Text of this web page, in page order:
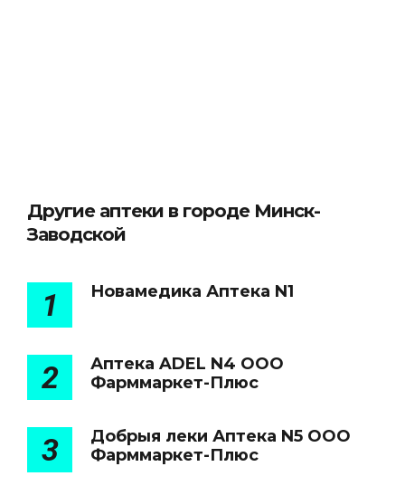
Другие аптеки в городе Минск-
Заводской
1 Новамедика Аптека N1
2
Аптека ADEL N4 ООО
Фарммаркет-Плюс
3
Добрыя леки Аптека N5 ООО
Фарммаркет-Плюс